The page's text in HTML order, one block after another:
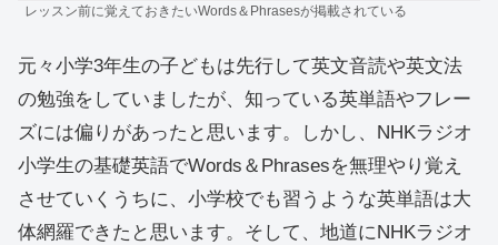
レッスン前に覚えておきたいWords＆Phrasesが掲載されている
元々小学3年生の子どもは先行して英文音読や英文法
の勉強をしていましたが、知っている英単語やフレー
ズには偏りがあったと思います。しかし、NHKラジオ
小学生の基礎英語でWords＆Phrasesを無理やり覚え
させていくうちに、小学校でも習うような英単語は大
体網羅できたと思います。そして、地道にNHKラジオ